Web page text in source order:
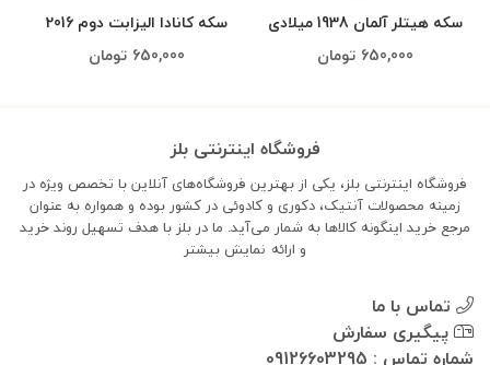
سکه هیتلر آلمان 1938 میلادی
روکش نقره
650,000 تومان
سکه کانادا الیزابت دوم 2016
میلادی روکش نقره
650,000 تومان
فروشگاه اینترنتی بلز
فروشگاه اینترنتی بلز، یکی از بهترین فروشگاه‌های آنلاین با تخصص ویژه در
زمینه محصولات آنتیک، دکوری و کادوئی در کشور بوده و همواره به عنوان
مرجع خرید اینگونه کالاها به شمار می‌آید. ما در بلز با هدف تسهیل روند خرید
و ارائه نمایش بیشتر
تماس با ما
پیگیری سفارش
شماره تماس : 09126603295